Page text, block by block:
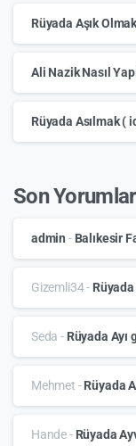
Rüyada Aşık
Ali Nazik Nasıl
Rüyada Asılmak (
Son Yorumlar
admin - Balıkesir
Gizemli34-
Seda - Rüyada Ayı
Mehmet -Rüyada
Hande- Rüyada